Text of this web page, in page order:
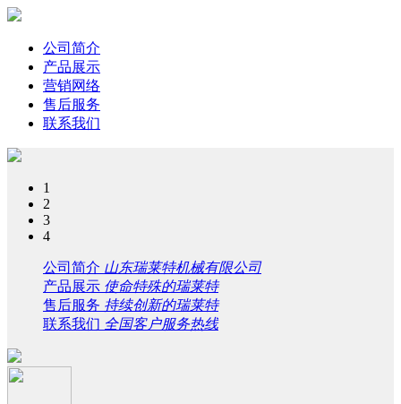
公司简介
产品展示
营销网络
售后服务
联系我们
1
2
3
4
公司简介 山东瑞莱特机械有限公司
产品展示 使命特殊的瑞莱特
售后服务 持续创新的瑞莱特
联系我们 全国客户服务热线